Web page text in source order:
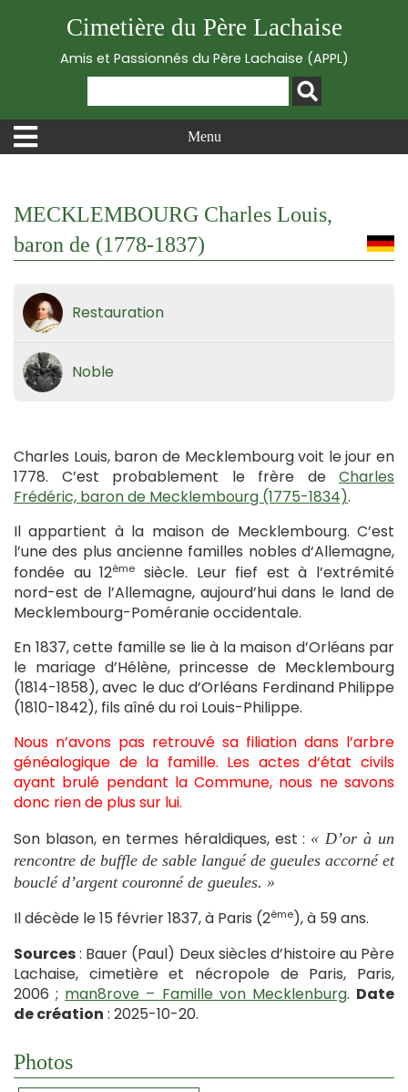
Cimetière du Père Lachaise
Amis et Passionnés du Père Lachaise (APPL)
Menu
MECKLEMBOURG Charles Louis,
baron de (1778-1837)
Restauration
Noble
Charles Louis, baron de Mecklembourg voit le jour en
1778. C’est probablement le frère de Charles
Frédéric, baron de Mecklembourg (1775-1834).
Il appartient à la maison de Mecklembourg. C’est
l’une des plus ancienne familles nobles d‘Allemagne,
fondée au 12ème
siècle. Leur fief est à l’extrémité
nord-est de l’Allemagne, aujourd’hui dans le land de
Mecklembourg-Poméranie occidentale.
En 1837, cette famille se lie à la maison d’Orléans par
le mariage d’Hélène, princesse de Mecklembourg
(1814-1858), avec le duc d’Orléans Ferdinand Philippe
(1810-1842), fils aîné du roi Louis-Philippe.
Nous n’avons pas retrouvé sa filiation dans l’arbre
généalogique de la famille. Les actes d‘état civils
ayant brulé pendant la Commune, nous ne savons
donc rien de plus sur lui.
Son blason, en termes héraldiques, est : « D’or à un
rencontre de buffle de sable langué de gueules accorné et
bouclé d’argent couronné de gueules. »
Il décède le 15 février 1837, à Paris (2ème), à 59 ans.
Sources: Bauer (Paul) Deux siècles d’histoire au Père
Lachaise, cimetière et nécropole de Paris, Paris,
2006 ; man8rove – Famille von Mecklenburg. Date
de création : 2025-10-20.
Photos